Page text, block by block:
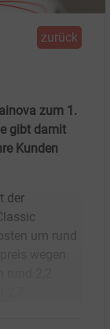
zurück
zum 1.
gibt damit
Kunden
der
um rund